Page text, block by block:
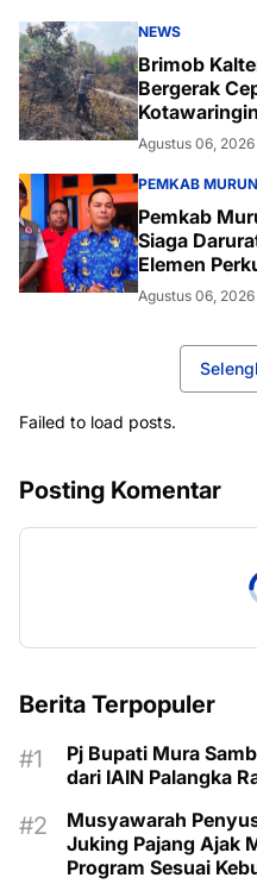
NEWS
Brimob
Bergerak
Agustus 06, 2026
PEMKAB
Pemkab
Siaga
Elemen
Agustus 06, 2026
Failed to load posts.
Posting Komentar
Berita Terpopuler
Pj Bupati Mura
dari IAIN Palangka
Musyawarah
Juking Pajang Ajak
Program Sesuai